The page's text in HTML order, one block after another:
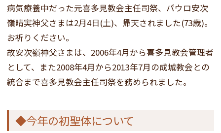
病気療養中だった元喜多見教会主任司祭、パウロ安次
嶺晴実神父さまは2月4日(土)、帰天されました(73歳)。
お祈りください。
故安次嶺神父さまは、2006年4月から喜多見教会管理者
として、また2008年4月から2013年7月の成城教会との
統合まで喜多見教会主任司祭を務められました。
◆今年の初聖体について